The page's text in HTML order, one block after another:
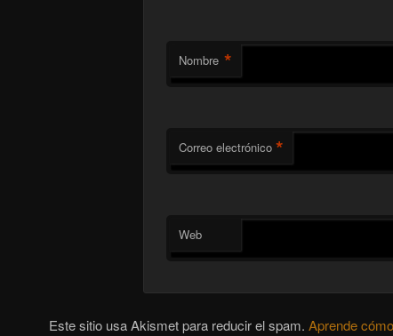
Nombre *
Correo electrónico *
Web
Este sitio usa Akismet para reducir el spam. Aprende